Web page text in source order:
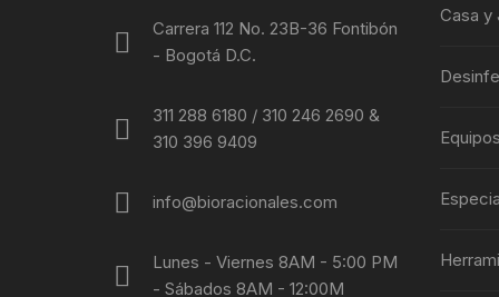
Carrera 112 No. 23B-36 Fontibón
- Bogotá D.C.
311 288 6180 / 310 246 2690 &
310 396 9409
info@bioracionales.com
Lunes - Viernes 8AM - 5:00 PM
- Sábados 8AM - 12:00M
Casa y
Equipos